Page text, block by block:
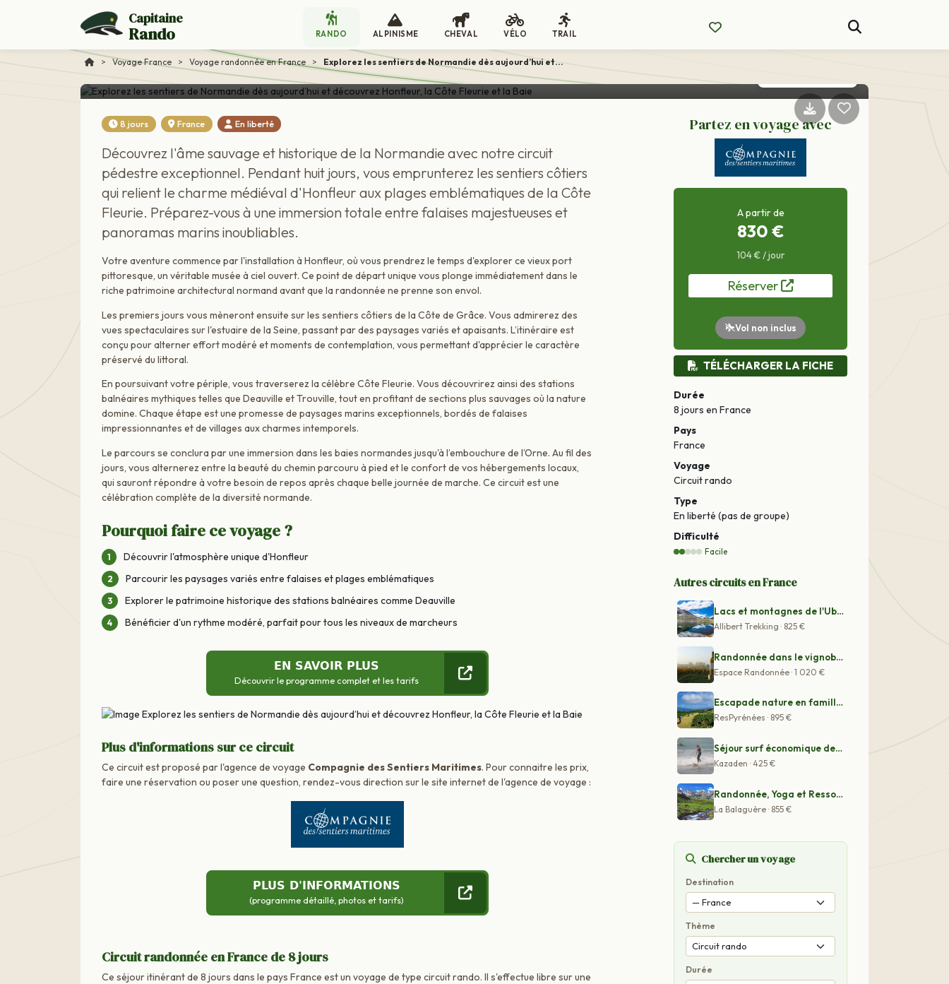
Capitaine
Rando RANDO ALPINISME CHEVAL VÉLO TRAIL
> Voyage France > Voyage randonnée en France > Explorez les sentiers de Normandie dès aujourd’hui et...
Voyage France
Explorez les sentiers de Normandie dès aujourd’hui et découvrez
Honfleur, la Côte Fleurie et la Baie
CIRCUIT EN LIBERTÉ
8 jours France En liberté
Découvrez l'âme sauvage et historique de la Normandie avec notre circuit
pédestre exceptionnel. Pendant huit jours, vous emprunterez les sentiers côtiers
qui relient le charme médiéval d'Honfleur aux plages emblématiques de la Côte
Fleurie. Préparez-vous à une immersion totale entre falaises majestueuses et
panoramas marins inoubliables.
Votre aventure commence par l'installation à Honfleur, où vous prendrez le temps d'explorer ce vieux port
pittoresque, un véritable musée à ciel ouvert. Ce point de départ unique vous plonge immédiatement dans le
riche patrimoine architectural normand avant que la randonnée ne prenne son envol.
Les premiers jours vous mèneront ensuite sur les sentiers côtiers de la Côte de Grâce. Vous admirerez des
vues spectaculaires sur l'estuaire de la Seine, passant par des paysages variés et apaisants. L’itinéraire est
conçu pour alterner effort modéré et moments de contemplation, vous permettant d'apprécier le caractère
préservé du littoral.
En poursuivant votre périple, vous traverserez la célèbre Côte Fleurie. Vous découvrirez ainsi des stations
balnéaires mythiques telles que Deauville et Trouville, tout en profitant de sections plus sauvages où la nature
domine. Chaque étape est une promesse de paysages marins exceptionnels, bordés de falaises
impressionnantes et de villages aux charmes intemporels.
Le parcours se conclura par une immersion dans les baies normandes jusqu'à l’embouchure de l’Orne. Au fil des
jours, vous alternerez entre la beauté du chemin parcouru à pied et le confort de vos hébergements locaux,
qui sauront répondre à votre besoin de repos après chaque belle journée de marche. Ce circuit est une
célébration complète de la diversité normande.
Pourquoi faire ce voyage ?
Découvrir l'atmosphère unique d'Honfleur
Parcourir les paysages variés entre falaises et plages emblématiques
Explorer le patrimoine historique des stations balnéaires comme Deauville
Bénéficier d'un rythme modéré, parfait pour tous les niveaux de marcheurs
EN SAVOIR PLUS
Découvrir le programme complet et les tarifs
Plus d'informations sur ce circuit
Ce circuit est proposé par l'agence de voyage Compagnie des Sentiers Maritimes. Pour connaitre les prix,
faire une réservation ou poser une question, rendez-vous direction sur le site internet de l'agence de voyage :
PLUS D'INFORMATIONS
(programme détaillé, photos et tarifs)
Circuit randonnée en France de 8 jours
Ce séjour itinérant de 8 jours dans le pays France est un voyage de type circuit rando. Il s'effectue libre sur une
Partez en voyage avec
A partir de
830 €
104 € / jour
Réserver
Vol non inclus
TÉLÉCHARGER LA FICHE
Durée
8 jours en France
Pays
France
Voyage
Circuit rando
Type
En liberté (pas de groupe)
Difficulté
Facile
Autres circuits en France
Lacs et montagnes de l'Ubaye
Allibert Trekking · 825 €
Randonnée dans le vignoble bordelais
Espace Randonnée · 1 020 €
Escapade nature en famille : aventures et découvertes a
ResPyrénées · 895 €
Séjour surf économique de 8 jours à Tamraght, Morocco
Kazaden · 425 €
Randonnée, Yoga et Ressourcement, les Merveilles de la
La Balaguère · 855 €
Chercher un voyage
Destination
Thème
Durée